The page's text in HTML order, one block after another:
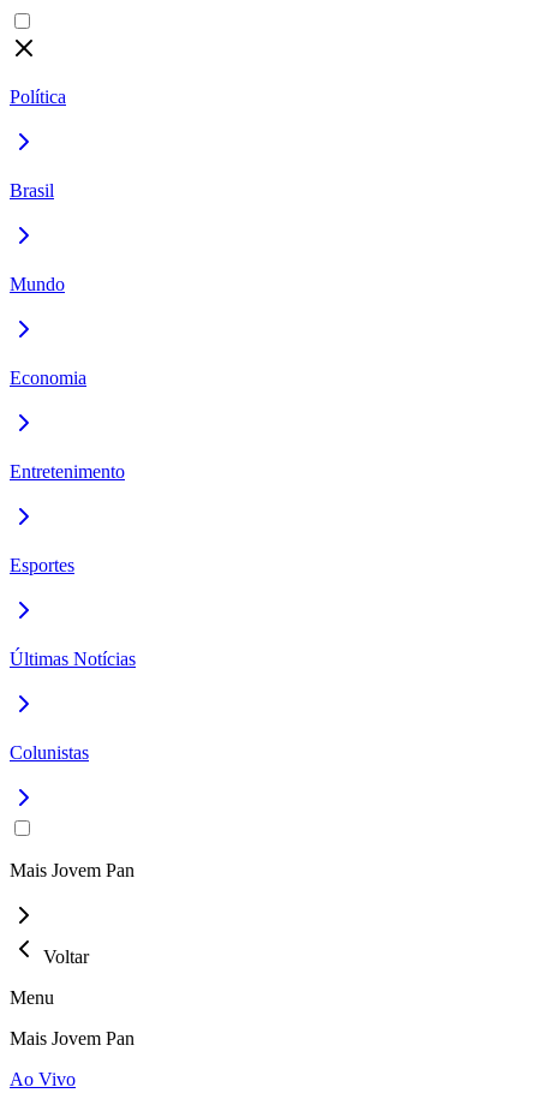
Política
Brasil
Mundo
Economia
Entretenimento
Esportes
Últimas Notícias
Colunistas
Mais Jovem Pan
Voltar
Menu
Mais Jovem Pan
Ao Vivo